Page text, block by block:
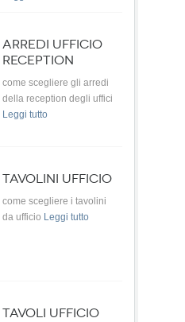
ARREDI UFFICIO
RECEPTION
come scegliere gli arredi
della reception degli uffici
Leggi tutto
TAVOLINI UFFICIO
come scegliere i tavolini
da ufficio Leggi tutto
TAVOLI UFFICIO